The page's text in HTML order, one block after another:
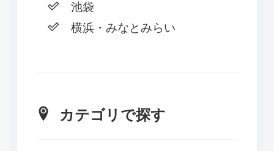
池袋
横浜・みなとみらい
カテゴリで探す